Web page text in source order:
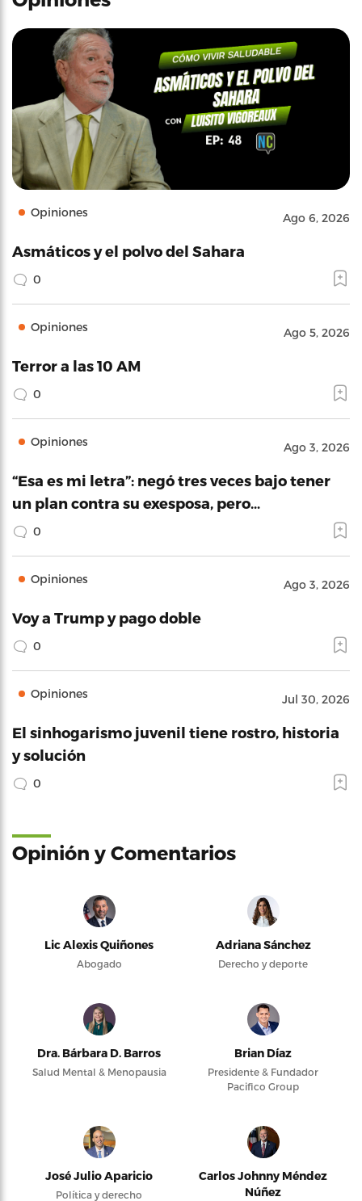
Opiniones Ago 6, 2026
Asmáticos y el polvo del Sahara
0
Opiniones Ago 5, 2026
Terror a las 10 AM
0
Opiniones Ago 3, 2026
“Esa es mi letra”: negó tres veces bajo tener
un plan contra su exesposa, pero…
0
Opiniones Ago 3, 2026
Voy a Trump y pago doble
0
Opiniones Jul 30, 2026
El sinhogarismo juvenil tiene rostro, historia
y solución
0
Opinión y Comentarios
Lic Alexis Quiñones
Abogado
Adriana Sánchez
Derecho y deporte
Dra. Bárbara D. Barros
Salud Mental & Menopausia
Brian Díaz
Presidente & Fundador
Pacifico Group
José Julio Aparicio
Política y derecho
Carlos Johnny Méndez
Núñez